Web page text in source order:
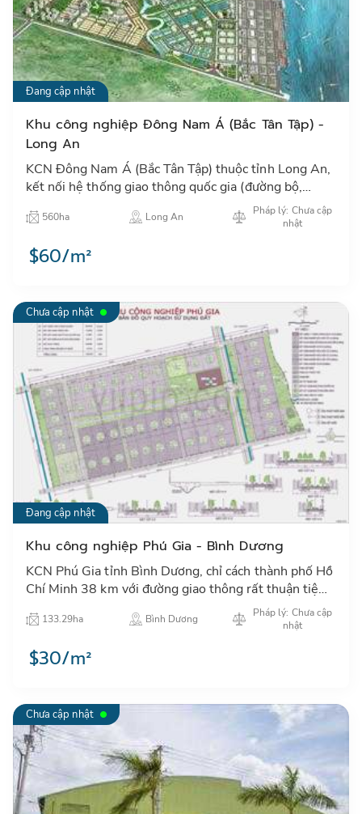
Đang cập nhật
Khu công nghiệp Đông Nam Á (Bắc Tân Tập) -
Long An
KCN Đông Nam Á (Bắc Tân Tập) thuộc tỉnh Long An,
kết nối hệ thống giao thông quốc gia (đường bộ,
hàng không, thủy & đường sắt) dễ dàng và thuận
tiện…560ha Long An
Pháp lý: Chưa cập
nhật
$60/m²
Chưa cập nhật
Đang cập nhật
Khu công nghiệp Phú Gia - Bình Dương
KCN Phú Gia tỉnh Bình Dương, chỉ cách thành phố Hồ
Chí Minh 38 km với đường giao thông rất thuận tiện,
thuộc vành đai kinh tế của thành phố Hồ Chí Minh…
133.29ha Bình Dương
Pháp lý: Chưa cập
nhật
$30/m²
Chưa cập nhật